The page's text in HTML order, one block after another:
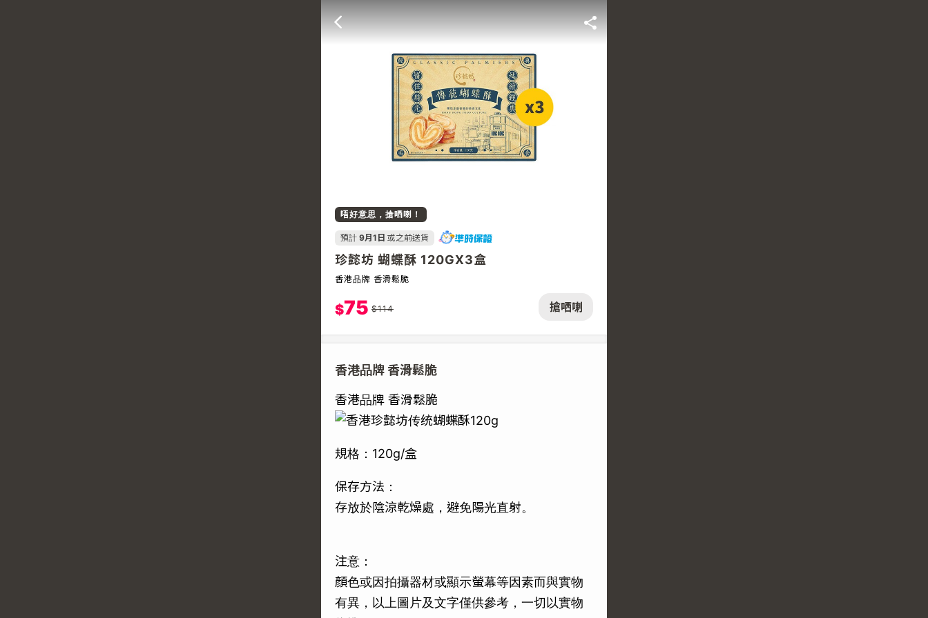
搶哂喇
唔好意思，搶哂喇！
預計 9月1日 或之前送貨
珍懿坊 蝴蝶酥 120GX3盒
香港品牌 香滑鬆脆
$75 $114
香港品牌 香滑鬆脆
香港品牌 香滑鬆脆
規格：120g/盒
保存方法：
存放於陰涼乾燥處，避免陽光直射。
注意：
顏色或因拍攝器材或顯示螢幕等因素而與實物
有異，以上圖片及文字僅供參考，一切以實物